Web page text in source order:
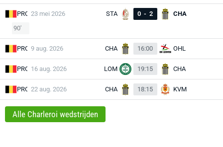
PRO 23 mei 2026 STA 0 - 2
CHA
90'
PRO 9 aug. 2026 CHA 16:00 OHL
PRO 16 aug. 2026 LOM 19:15 CHA
PRO 22 aug. 2026 CHA 18:15 KVM
Alle Charleroi wedstrijden